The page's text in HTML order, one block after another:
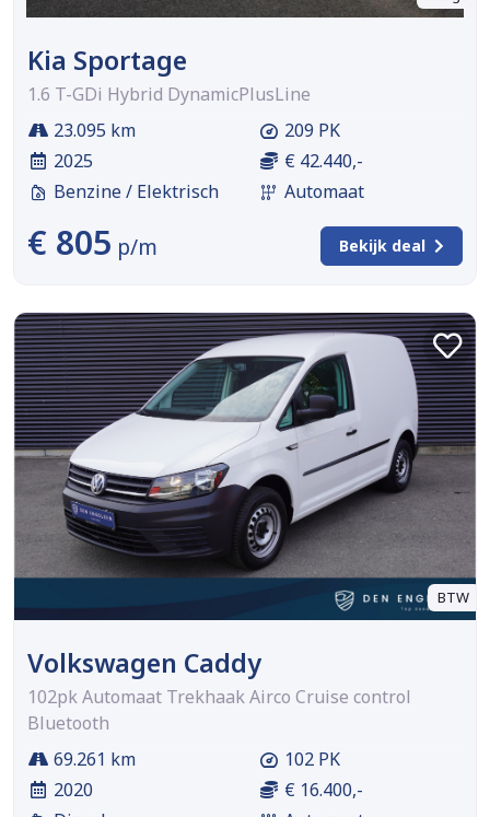
Kia Sportage
1.6 T-GDi Hybrid DynamicPlusLine
23.095 km
2025
Benzine / Elektrisch
209 PK
€ 42.440,-
Automaat
€ 805 p/m Bekijk deal
BTW
Volkswagen Caddy
102pk Automaat Trekhaak Airco Cruise control
Bluetooth
69.261 km
2020
102 PK
€ 16.400,-